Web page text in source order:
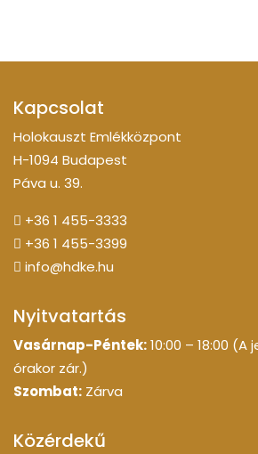
Kapcsolat
Holokauszt Emlékközpont
H-1094 Budapest
Páva u. 39.
+36 1 455-3333
+36 1 455-3399
info@hdke.hu
Nyitvatartás
Vasárnap-Péntek:10:00 – 18:00 (A
órakor zár.)
Szombat: Zárva
Közérdekű